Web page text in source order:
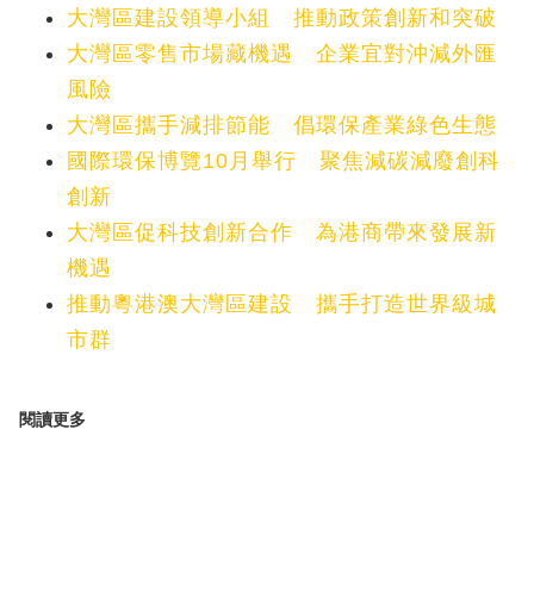
大灣區建設領導小組 推動政策創新和突破
大灣區零售市場藏機遇 企業宜對沖減外匯
風險
大灣區攜手減排節能 倡環保產業綠色生態
國際環保博覽10月舉行 聚焦減碳減廢創科
創新
大灣區促科技創新合作 為港商帶來發展新
機遇
推動粵港澳大灣區建設 攜手打造世界級城
市群
閱讀更多